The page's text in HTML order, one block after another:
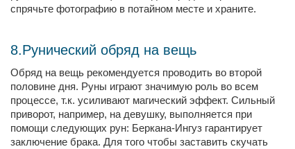
спрячьте фотографию в потайном месте и храните.
8.Рунический обряд на вещь
Обряд на вещь рекомендуется проводить во второй
половине дня. Руны играют значимую роль во всем
процессе, т.к. усиливают магический эффект. Сильный
приворот, например, на девушку, выполняется при
помощи следующих рун: Беркана-Ингуз гарантирует
заключение брака. Для того чтобы заставить скучать